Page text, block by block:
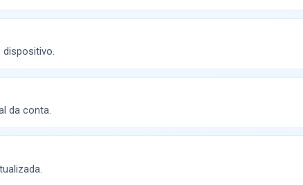
dispositivo.
da conta.